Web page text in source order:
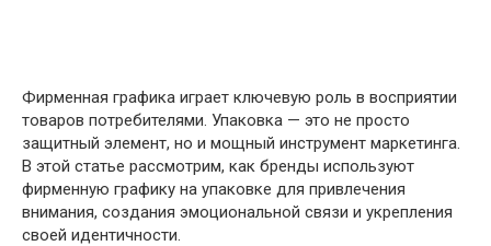
Фирменная графика играет ключевую роль в восприятии
товаров потребителями. Упаковка — это не просто
защитный элемент, но и мощный инструмент маркетинга.
В этой статье рассмотрим, как бренды используют
фирменную графику на упаковке для привлечения
внимания, создания эмоциональной связи и укрепления
своей идентичности.